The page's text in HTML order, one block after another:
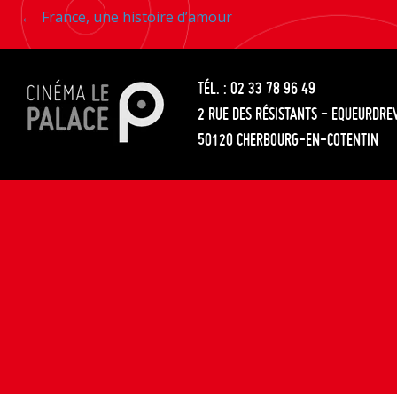
entre
les
articles
Navigation
entre
les
articles
← France, une histoire d’amour
TÉL. : 02 33 78 96 49
2 RUE DES RÉSISTANTS -
50120 CHERBOURG-EN-COTENTIN